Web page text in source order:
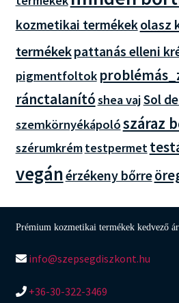
kozmetikai termékekolasz
termékekpattanás elleni
pigmentfoltok
ránctalanítóshea vajSol
szemkörnyékápolószáraz
szérumkrémtestpermet
vegánérzékeny bőrre
Prémium kozmetikai termékek kedvező
info@szepsegdiszkont.hu
+36-30-322-3469